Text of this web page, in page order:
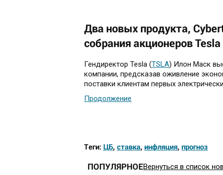
Два новых продукта,
собрания акционеров Tesla
Гендиректор Tesla (TSLA) Илон Маск
компании, предсказав оживление
поставки клиентам первых
Продолжение
Теги: ЦБ, ставка, инфляция, прогноз
ПОПУЛЯРНОЕВернуться в список